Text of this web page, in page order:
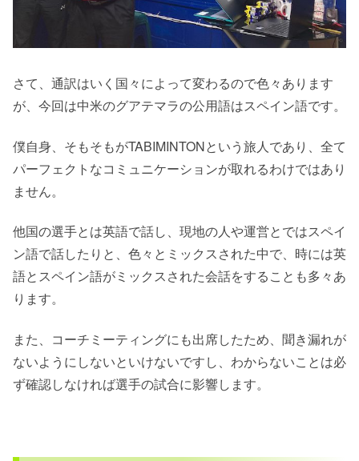
さて、通訳はいく国々によって変わるので色々あります
が、今回は中米のグアテマラの公用語はスペイン語です。
僕自身、そもそもがTABIMINTONという旅人であり、全て
パーフェクトなコミュニケーションが取れるわけではあり
ません。
他国の選手とは英語で話し、現地の人や運営とではスペイ
ン語で話したりと、色々とミックスされた中で、時には英
語とスペイン語がミックスされた会話をすることも多々あ
ります。
また、コーチミーティングにも出席したため、聞き漏れが
ないようにしないといけないですし、わからないことは必
ず確認しなければ選手の試合に影響します。